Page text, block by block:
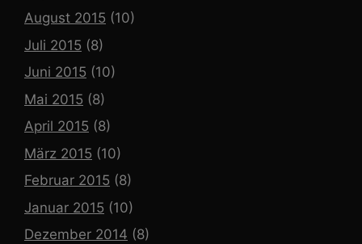
August 2015 (10)
Juli 2015 (8)
Juni 2015 (10)
Mai 2015 (8)
April 2015 (8)
März 2015 (10)
Februar 2015 (8)
Januar 2015 (10)
Dezember 2014 (8)